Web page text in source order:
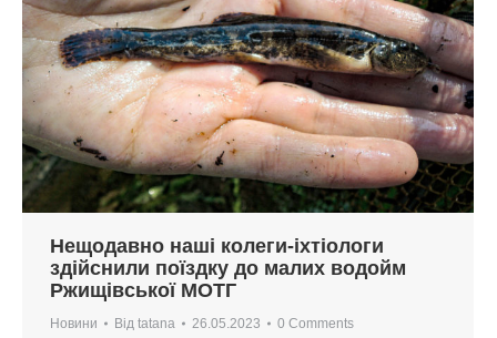
Нещодавно наші колеги-іхтіологи
здійснили поїздку до малих водойм
Ржищівської МОТГ
Новини Від tatana 26.05.2023 0 Comments